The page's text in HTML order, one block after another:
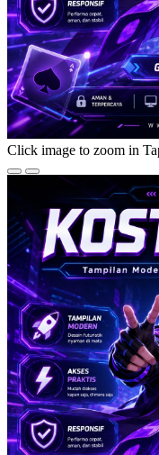
Click image to zoom in